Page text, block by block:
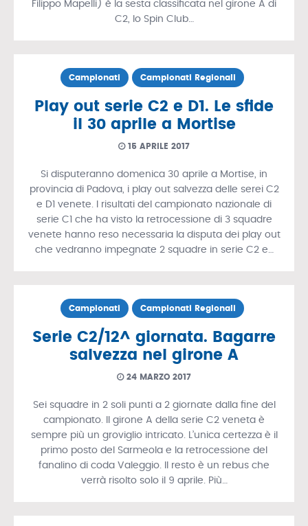
Filippo Mapelli) è la sesta classificata nel girone A di
C2, lo Spin Club…
Campionati Campionati Regionali
Play out serie C2 e D1. Le sfide
il 30 aprile a Mortise
15 APRILE 2017
Si disputeranno domenica 30 aprile a Mortise, in
provincia di Padova, i play out salvezza delle serei C2
e D1 venete. I risultati del campionato nazionale di
serie C1 che ha visto la retrocessione di 3 squadre
venete hanno reso necessaria la disputa dei play out
che vedranno impegnate 2 squadre in serie C2 e…
Campionati Campionati Regionali
Serie C2/12^ giornata. Bagarre
salvezza nel girone A
24 MARZO 2017
Sei squadre in 2 soli punti a 2 giornate dalla fine del
campionato. Il girone A della serie C2 veneta è
sempre più un groviglio intricato. L’unica certezza è il
primo posto del Sarmeola e la retrocessione del
fanalino di coda Valeggio. Il resto è un rebus che
verrà risolto solo il 9 aprile. Più…